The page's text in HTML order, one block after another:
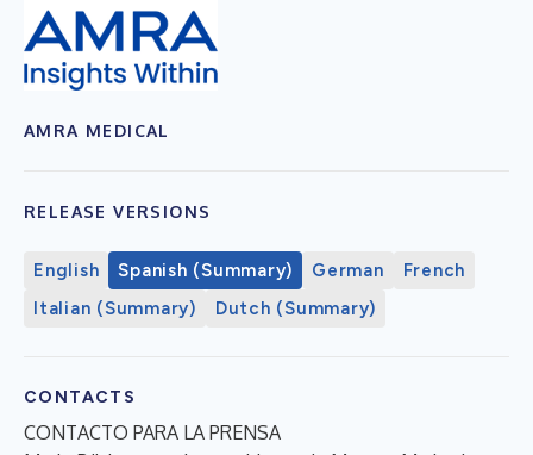
AMRA MEDICAL
RELEASE VERSIONS
English Spanish (Summary) German
French
Italian (Summary)
Dutch (Summary)
CONTACTS
CONTACTO PARA LA PRENSA